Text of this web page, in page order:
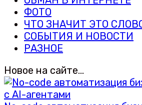
ФОТО
ЧТО ЗНАЧИТ ЭТО
СОБЫТИЯ И НОВОСТИ
РАЗНОЕ
Новое на сайте…